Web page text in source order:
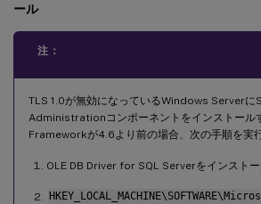
ール
注：
TLS 1.0が無効になっているWindows Server
Administrationコンポーネントをインストール
Frameworkが4.6より前の場合、次の手順を実
OLE DB Driver for SQL Serverをインストー